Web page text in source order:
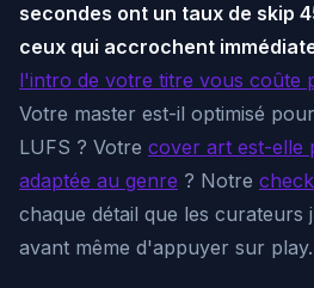
secondes ont un taux de skip
ceux qui accrochent
l'intro de votre titre vous coûte
Votre master est-il optimisé
LUFS ? Votre cover art est-elle
adaptée au genre ? Notre
chaque détail que les curateurs
avant même d'appuyer sur play.